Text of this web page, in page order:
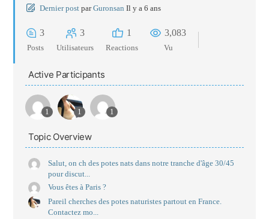
Dernier postparGuronsan Il y a 6 ans
3
Posts
3
Utilisateurs
1
Reactions
3,083
Vu
Active Participants
1 1 1
Topic Overview
Salut, on ch des potes nats dans notre tranche d'âge 30/45
pour discut...
Vous êtes à Paris ?
Pareil cherches des potes naturistes partout en France.
Contactez mo...